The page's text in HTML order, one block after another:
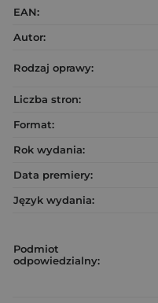
EAN:
Autor:
Rodzaj oprawy:
Liczba stron:
Format:
Rok wydania:
Data premiery:
Język wydania:
Podmiot
odpowiedzialny: